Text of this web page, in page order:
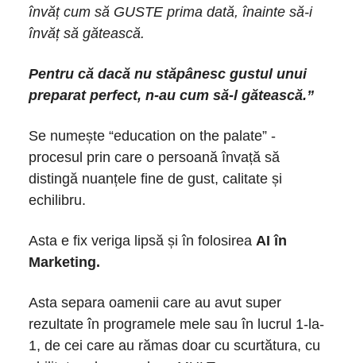
învăț cum să GUSTE prima dată, înainte să-i
învăț să gătească.
Pentru că dacă nu stăpânesc gustul unui
preparat perfect, n-au cum să-l gătească.”
Se numește “education on the palate” -
procesul prin care o persoană învață să
distingă nuanțele fine de gust, calitate și
echilibru.
Asta e fix veriga lipsă și în folosirea AI în
Marketing.
Asta separa oamenii care au avut super
rezultate în programele mele sau în lucrul 1-la-
1, de cei care au rămas doar cu scurtătura, cu